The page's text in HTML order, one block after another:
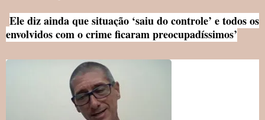
Ele diz ainda que situação ‘saiu do controle’ e todos os
envolvidos com o crime ficaram preocupadíssimos’